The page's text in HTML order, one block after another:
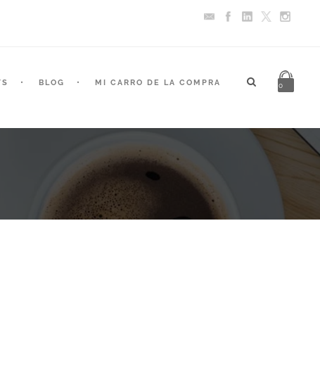
BLOG MI CARRO DE LA COMPRA 0